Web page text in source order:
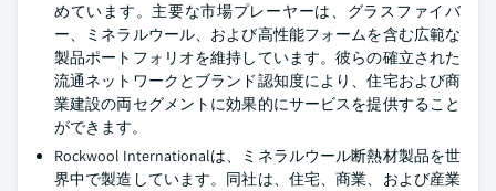
めています。主要な市場プレーヤーは、グラスファイバ
ー、ミネラルウール、および高性能フォームを含む広範な
製品ポートフォリオを維持しています。彼らの確立された
流通ネットワークとブランド認知度により、住宅および商
業建設の両セグメントに効果的にサービスを提供すること
ができます。
Rockwool Internationalは、ミネラルウール断熱材製品を世
界中で製造しています。同社は、住宅、商業、および産業